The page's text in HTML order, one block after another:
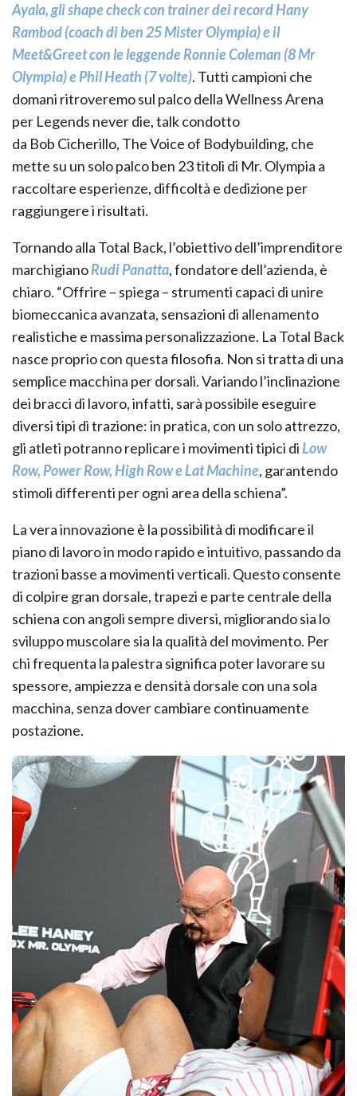
Ayala, gli shape check con trainer dei record Hany
Rambod (coach di ben 25 Mister Olympia) e il
Meet&Greet con le leggende Ronnie Coleman (8 Mr
Olympia) e Phil Heath (7 volte). Tutti campioni che
domani ritroveremo sul palco della Wellness Arena
per Legends never die, talk condotto
da Bob Cicherillo, The Voice of Bodybuilding, che
mette su un solo palco ben 23 titoli di Mr. Olympia a
raccoltare esperienze, difficoltà e dedizione per
raggiungere i risultati.
Tornando alla Total Back, l’obiettivo dell’imprenditore
marchigianoRudi Panatta, fondatore dell’azienda, è
chiaro. “Offrire – spiega – strumenti capaci di unire
biomeccanica avanzata, sensazioni di allenamento
realistiche e massima personalizzazione. La Total Back
nasce proprio con questa filosofia. Non si tratta di una
semplice macchina per dorsali. Variando l’inclinazione
dei bracci di lavoro, infatti, sarà possibile eseguire
diversi tipi di trazione: in pratica, con un solo attrezzo,
gli atleti potranno replicare i movimenti tipici diLow
Row, Power Row, High Row e Lat Machine, garantendo
stimoli differenti per ogni area della schiena”.
La vera innovazione è la possibilità di modificare il
piano di lavoro in modo rapido e intuitivo, passando da
trazioni basse a movimenti verticali. Questo consente
di colpire gran dorsale, trapezi e parte centrale della
schiena con angoli sempre diversi, migliorando sia lo
sviluppo muscolare sia la qualità del movimento. Per
chi frequenta la palestra significa poter lavorare su
spessore, ampiezza e densità dorsale con una sola
macchina, senza dover cambiare continuamente
postazione.